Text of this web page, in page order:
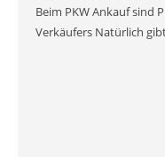
Beim PKW Ankauf sind
Verkäufers Natürlich